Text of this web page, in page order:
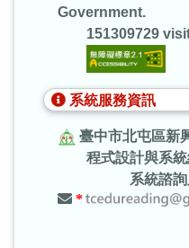
Government.
151309729
系統服務資訊
臺中市北屯區新
程式設計與系統
系統諮詢服
*